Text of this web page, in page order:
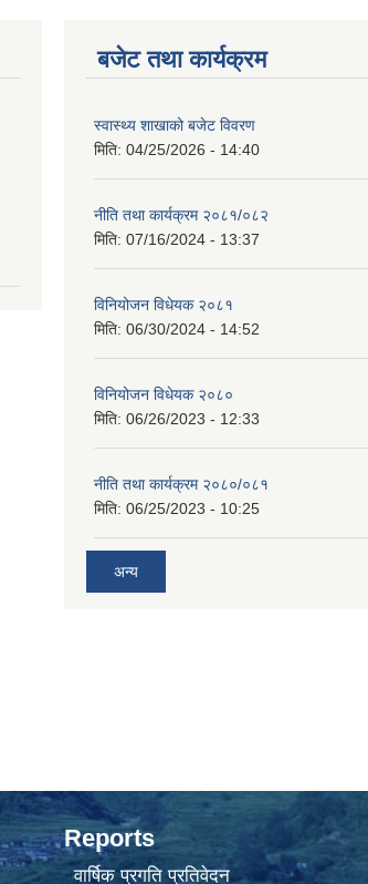
बजेट तथा कार्यक्रम
स्वास्थ्य शाखाको बजेट विवरण
मिति: 04/25/2026 - 14:40
नीति तथा कार्यक्रम २०८१/०८२
मिति: 07/16/2024 - 13:37
विनियोजन विधेयक २०८१
मिति: 06/30/2024 - 14:52
विनियोजन विधेयक २०८०
मिति: 06/26/2023 - 12:33
नीति तथा कार्यक्रम २०८०/०८१
मिति: 06/25/2023 - 10:25
अन्य
Reports
वार्षिक प्रगति प्रतिवेदन